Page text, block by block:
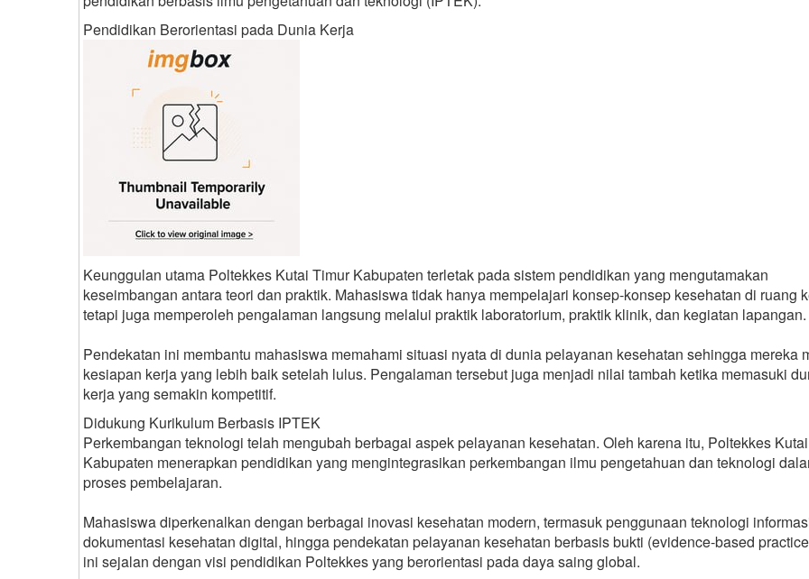
Pendidikan Berorientasi pada Dunia Kerja
Keunggulan utama Poltekkes Kutai Timur Kabupaten terletak pada sistem pendidikan yang mengutamakan
keseimbangan antara teori dan praktik. Mahasiswa tidak hanya mempelajari konsep-konsep kesehatan di ruang
tetapi juga memperoleh pengalaman langsung melalui praktik laboratorium, praktik klinik, dan kegiatan lapangan.
Pendekatan ini membantu mahasiswa memahami situasi nyata di dunia pelayanan kesehatan sehingga mereka
kesiapan kerja yang lebih baik setelah lulus. Pengalaman tersebut juga menjadi nilai tambah ketika memasuki
kerja yang semakin kompetitif.
Didukung Kurikulum Berbasis IPTEK
Perkembangan teknologi telah mengubah berbagai aspek pelayanan kesehatan. Oleh karena itu, Poltekkes
Kabupaten menerapkan pendidikan yang mengintegrasikan perkembangan ilmu pengetahuan dan teknologi
proses pembelajaran.
Mahasiswa diperkenalkan dengan berbagai inovasi kesehatan modern, termasuk penggunaan teknologi
dokumentasi kesehatan digital, hingga pendekatan pelayanan kesehatan berbasis bukti (evidence-based
ini sejalan dengan visi pendidikan Poltekkes yang berorientasi pada daya saing global.